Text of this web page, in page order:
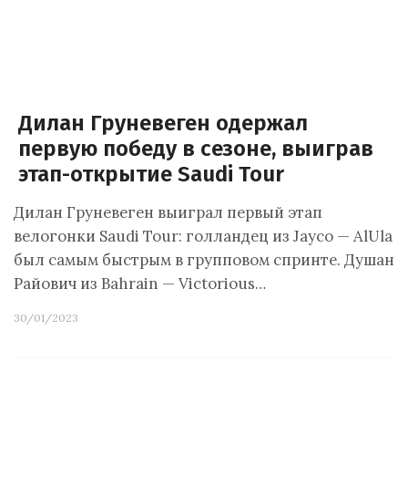
Дилан Груневеген одержал
первую победу в сезоне, выиграв
этап-открытие Saudi Tour
Дилан Груневеген выиграл первый этап
велогонки Saudi Tour: голландец из Jayco — AlUla
был самым быстрым в групповом спринте. Душан
Райович из Bahrain — Victorious…
30/01/2023